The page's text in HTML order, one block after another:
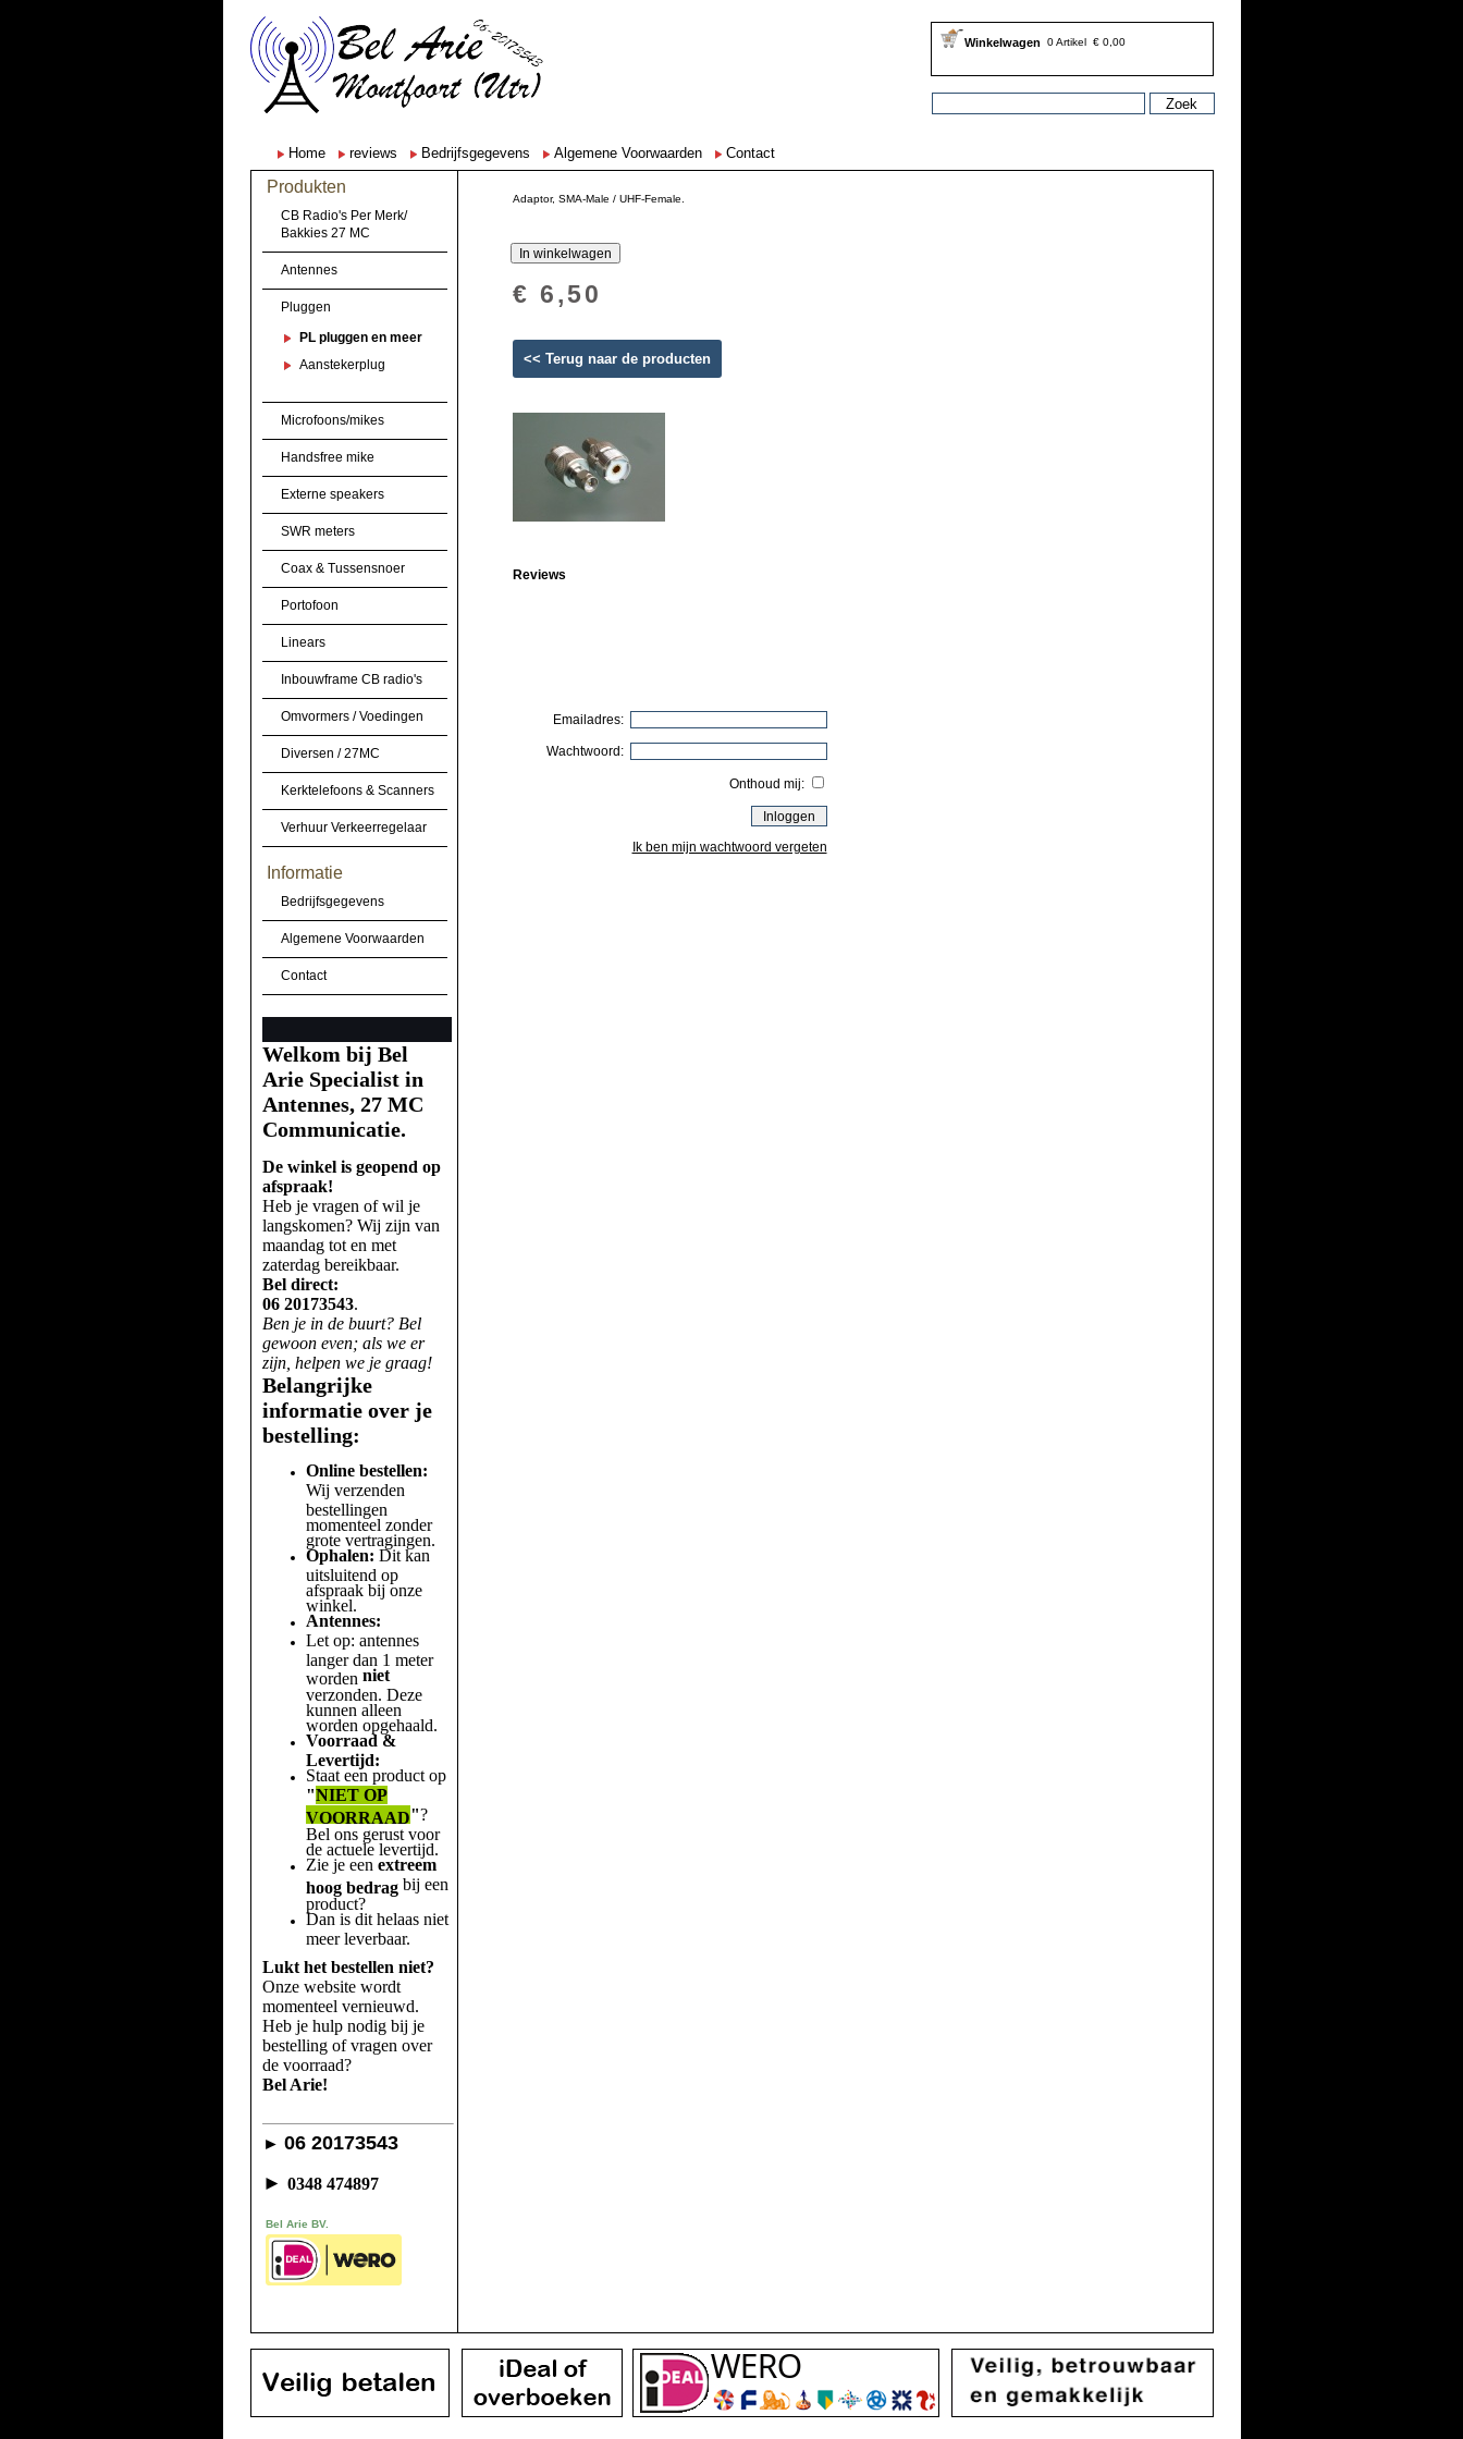
Winkelwagen 0 Artikel € 0,00
Home reviews Bedrijfsgegevens Algemene Voorwaarden Contact
Produkten
CB Radio's Per Merk/
Bakkies 27 MC
Antennes
Pluggen
PL pluggen en meer
Aanstekerplug
Microfoons/mikes
Handsfree mike
Externe speakers
SWR meters
Coax & Tussensnoer
Portofoon
Linears
Inbouwframe CB radio's
Omvormers / Voedingen
Diversen / 27MC
Kerktelefoons & Scanners
Verhuur Verkeerregelaar
Informatie
Bedrijfsgegevens
Algemene Voorwaarden
Contact
Welkom bij Bel
Arie Specialist in
Antennes, 27 MC
Communicatie.
De winkel is geopend op
afspraak!
Heb je vragen of wil je
langskomen? Wij zijn van
maandag tot en met
zaterdag bereikbaar.
Bel direct:
06 20173543.
Ben je in de buurt? Bel
gewoon even; als we er
zijn, helpen we je graag!
Belangrijke
informatie over je
bestelling:
Online bestellen:
Wij verzenden
bestellingen
momenteel zonder
grote vertragingen.
Ophalen: Dit kan
uitsluitend op
afspraak bij onze
winkel.
Antennes:
Let op: antennes
langer dan 1 meter
worden niet
verzonden. Deze
kunnen alleen
worden opgehaald.
Voorraad &
Levertijd:
Staat een product op
"NIET OP
VOORRAAD"?
Bel ons gerust voor
de actuele levertijd.
Zie je een extreem
hoog bedragbij een
product?
Dan is dit helaas niet
meer leverbaar.
Lukt het bestellen niet?
Onze website wordt
momenteel vernieuwd.
Heb je hulp nodig bij je
bestelling of vragen over
de voorraad?
Bel Arie!
► 06 20173543
► 0348 474897
Bel Arie BV.
Adaptor, SMA-Male / UHF-Female.
€ 6,50
<< Terug naar de producten
Reviews
Emailadres:
Wachtwoord:
Onthoud mij:
Ik ben mijn wachtwoord vergeten